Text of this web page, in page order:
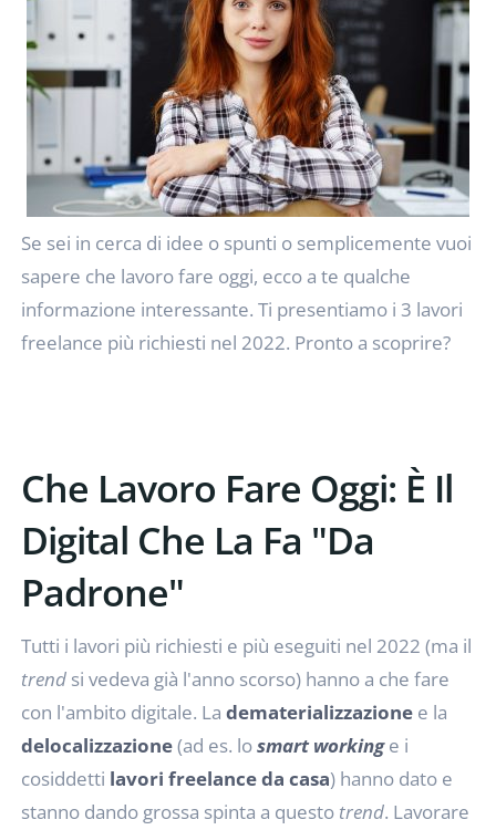
Se sei in cerca di idee o spunti o semplicemente vuoi
sapere che lavoro fare oggi, ecco a te qualche
informazione interessante. Ti presentiamo i 3 lavori
freelance più richiesti nel 2022. Pronto a scoprire?
Che Lavoro Fare Oggi: È Il
Digital Che La Fa "da
Padrone"
Tutti i lavori più richiesti e più eseguiti nel 2022 (ma il
trend si vedeva già l'anno scorso) hanno a che fare
con l'ambito digitale. Ladematerializzazione e la
delocalizzazione(ad es. losmart workinge i
cosiddetti lavori freelance da casa) hanno dato e
stanno dando grossa spinta a questo trend. Lavorare